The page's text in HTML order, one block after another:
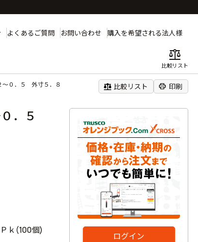
よくあるご質問 お問い合わせ 購入を希望される法人様
balance
比較リスト
～０．５ 外寸５．８ balance 比較リスト print 印刷
ログイン
．５
ｋ(100個)